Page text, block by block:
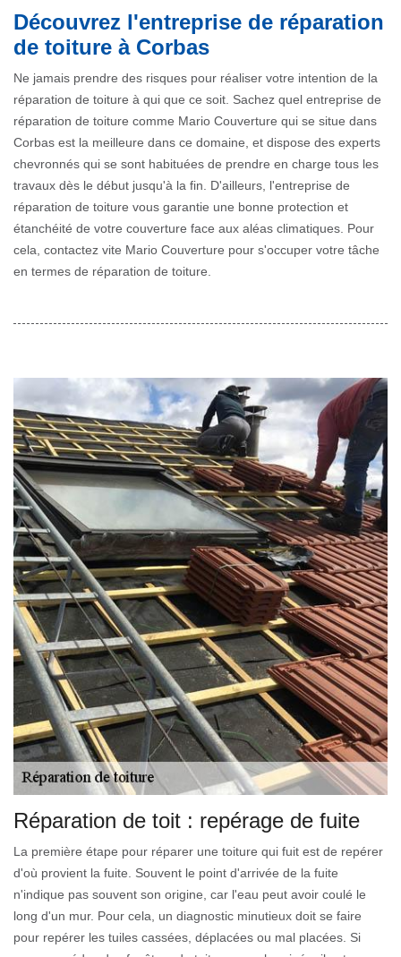
Découvrez l'entreprise de réparation
de toiture à Corbas
Ne jamais prendre des risques pour réaliser votre intention de la
réparation de toiture à qui que ce soit. Sachez quel entreprise de
réparation de toiture comme Mario Couverture qui se situe dans
Corbas est la meilleure dans ce domaine, et dispose des experts
chevronnés qui se sont habituées de prendre en charge tous les
travaux dès le début jusqu'à la fin. D'ailleurs, l'entreprise de
réparation de toiture vous garantie une bonne protection et
étanchéité de votre couverture face aux aléas climatiques. Pour
cela, contactez vite Mario Couverture pour s'occuper votre tâche
en termes de réparation de toiture.
Réparation de toit : repérage de fuite
La première étape pour réparer une toiture qui fuit est de repérer
d'où provient la fuite. Souvent le point d'arrivée de la fuite
n'indique pas souvent son origine, car l'eau peut avoir coulé le
long d'un mur. Pour cela, un diagnostic minutieux doit se faire
pour repérer les tuiles cassées, déplacées ou mal placées. Si